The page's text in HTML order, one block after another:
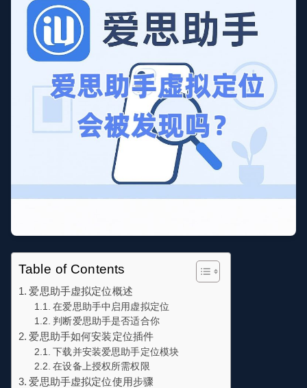
Table of Contents
爱思助手虚拟定位概述
在爱思助手中启用虚拟定位
判断爱思助手是否适合你
爱思助手如何安装定位插件
下载并安装爱思助手定位模块
在设备上授权所需权限
爱思助手虚拟定位使用步骤